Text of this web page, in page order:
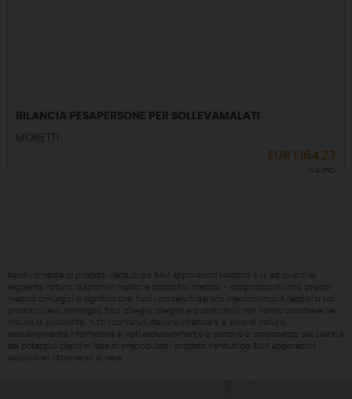
BILANCIA PESAPERSONE PER SOLLEVAMALATI
MORETTI
EUR1.164,23
IVA incl.
Relativamente ai prodotti venduti da RAM Apparecchi Medicali S.r.l. ed aventi la
seguente natura: dispositivi medici e dispositivi medico – diagnostici in vitro, presidi
medico chirurgici si significa che: tutti i contenuti del sito medicalishop.it relativi a tali
prodotti (testi, immagini, foto, disegni, allegati e quant’altro) non hanno carattere né
natura di pubblicità. Tutti i contenuti devono intendersi e sono di natura
esclusivamente informativa e volti esclusivamente a portare a conoscenza dei clienti e
dei potenziali clienti in fase di preacquisto i prodotti venduti da RAM Apparecchi
Medicali srl attraverso la rete.